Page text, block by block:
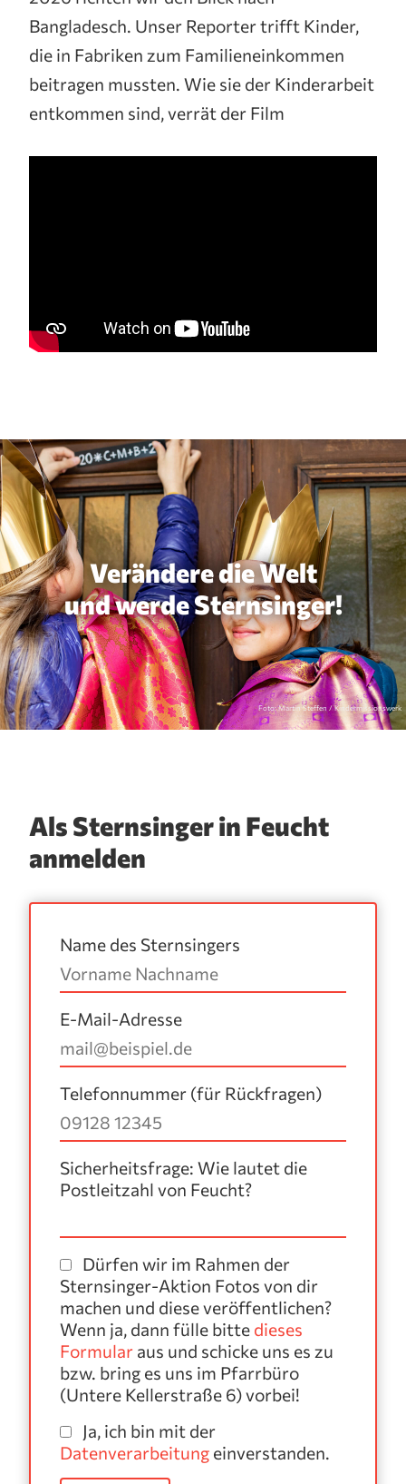
Bangladesch. Unser Reporter trifft Kinder,
die in Fabriken zum Familieneinkommen
beitragen mussten. Wie sie der Kinderarbeit
entkommen sind, verrät der Film
Foto: Martin Steffen / Kindermissionswerk
Verändere die Welt
und werde Sternsinger!
Als Sternsinger in Feucht
anmelden
Name des Sternsingers
E-Mail-Adresse
Telefonnummer (für Rückfragen)
Sicherheitsfrage: Wie lautet die
Postleitzahl von Feucht?
Dürfen wir im Rahmen der
Sternsinger-Aktion Fotos von dir
machen und diese veröffentlichen?
Wenn ja, dann fülle bitte dieses
Formular aus und schicke uns es zu
bzw. bring es uns im Pfarrbüro
(Untere Kellerstraße 6) vorbei!
Ja, ich bin mit der
Datenverarbeitung einverstanden.